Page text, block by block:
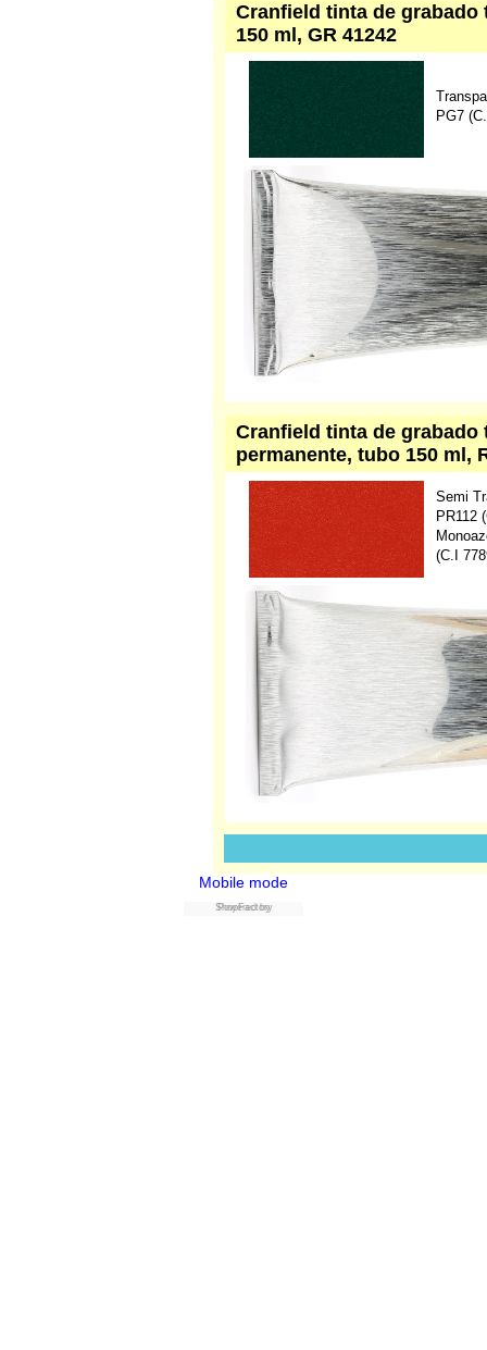
Cranfield tinta de grabado
150 ml, GR 41242
PG7
Cranfield tinta de grabado
permanente, tubo 150 ml,
Semi
PR112
(C.I
Mobile mode
Powered by